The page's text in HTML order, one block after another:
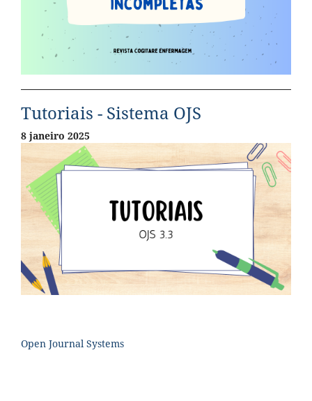
Tutoriais - Sistema OJS
8 janeiro 2025
Open Journal Systems